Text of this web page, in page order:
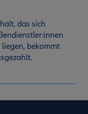
das sich
bekommt